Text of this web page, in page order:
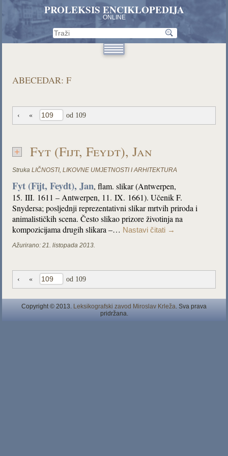
PROLEKSIS ENCIKLOPEDIJA
ONLINE
ABECEDAR: F
‹ « od 109
Fyt (Fijt, Feydt), Jan
Struka LIČNOSTI,LIKOVNE UMJETNOSTI I ARHITEKTURA
Fyt (Fijt, Feydt), Jan, flam. slikar (Antwerpen,
15. III. 1611 – Antwerpen, 11. IX. 1661). Učenik F.
Snydersa; posljednji reprezentativni slikar mrtvih priroda i
animalističkih scena. Često slikao prizore životinja na
kompozicijama drugih slikara –… Nastavi čitati →
Ažurirano: 21. listopada 2013.
‹ « od 109
Copyright © 2013. Leksikografski zavod Miroslav Krleža. Sva prava
pridržana.